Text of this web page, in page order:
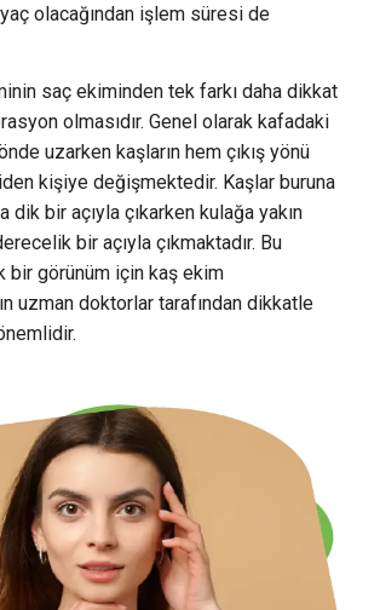
olacağından işlem süresi de
saç ekiminden tek farkı daha dikkat
olmasıdır. Genel olarak kafadaki
uzarken kaşların hem çıkış yönü
kişiye değişmektedir. Kaşlar buruna
dik bir açıyla çıkarken kulağa yakın
bir açıyla çıkmaktadır. Bu
bir görünüm için kaş ekim
uzman doktorlar tarafından dikkatle